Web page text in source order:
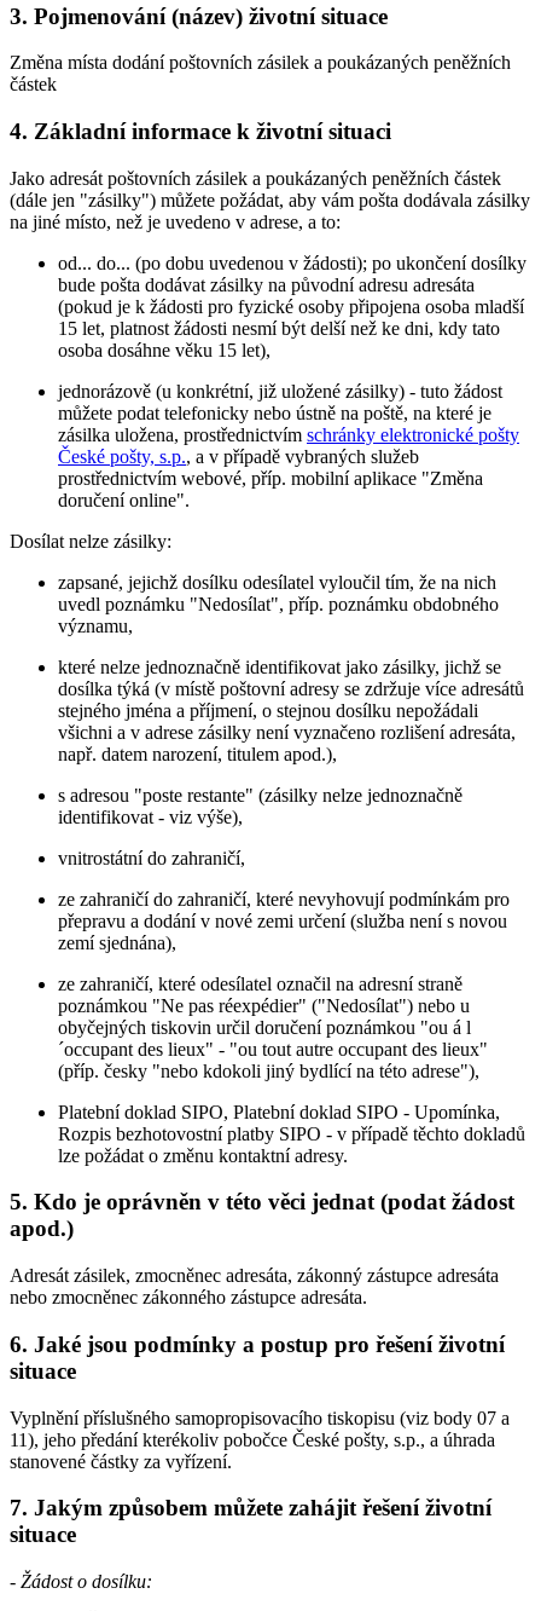
3. Pojmenování (název) životní situace
Změna místa dodání poštovních zásilek a poukázaných peněžních
částek
4. Základní informace k životní situaci
Jako adresát poštovních zásilek a poukázaných peněžních částek
(dále jen "zásilky") můžete požádat, aby vám pošta dodávala zásilky
na jiné místo, než je uvedeno v adrese, a to:
od... do... (po dobu uvedenou v žádosti); po ukončení dosílky
bude pošta dodávat zásilky na původní adresu adresáta
(pokud je k žádosti pro fyzické osoby připojena osoba mladší
15 let, platnost žádosti nesmí být delší než ke dni, kdy tato
osoba dosáhne věku 15 let),
jednorázově (u konkrétní, již uložené zásilky) - tuto žádost
můžete podat telefonicky nebo ústně na poště, na které je
zásilka uložena, prostřednictvím schránky elektronické pošty
České pošty, s.p., a v případě vybraných služeb
prostřednictvím webové, příp. mobilní aplikace "Změna
doručení online".
Dosílat nelze zásilky:
zapsané, jejichž dosílku odesílatel vyloučil tím, že na nich
uvedl poznámku "Nedosílat", příp. poznámku obdobného
významu,
které nelze jednoznačně identifikovat jako zásilky, jichž se
dosílka týká (v místě poštovní adresy se zdržuje více adresátů
stejného jména a příjmení, o stejnou dosílku nepožádali
všichni a v adrese zásilky není vyznačeno rozlišení adresáta,
např. datem narození, titulem apod.),
s adresou "poste restante" (zásilky nelze jednoznačně
identifikovat - viz výše),
vnitrostátní do zahraničí,
ze zahraničí do zahraničí, které nevyhovují podmínkám pro
přepravu a dodání v nové zemi určení (služba není s novou
zemí sjednána),
ze zahraničí, které odesílatel označil na adresní straně
poznámkou "Ne pas réexpédier" ("Nedosílat") nebo u
obyčejných tiskovin určil doručení poznámkou "ou á l
´occupant des lieux" - "ou tout autre occupant des lieux"
(příp. česky "nebo kdokoli jiný bydlící na této adrese"),
Platební doklad SIPO, Platební doklad SIPO - Upomínka,
Rozpis bezhotovostní platby SIPO - v případě těchto dokladů
lze požádat o změnu kontaktní adresy.
5. Kdo je oprávněn v této věci jednat (podat žádost
apod.)
Adresát zásilek, zmocněnec adresáta, zákonný zástupce adresáta
nebo zmocněnec zákonného zástupce adresáta.
6. Jaké jsou podmínky a postup pro řešení životní
situace
Vyplnění příslušného samopropisovacího tiskopisu (viz body 07 a
11), jeho předání kterékoliv pobočce České pošty, s.p., a úhrada
stanovené částky za vyřízení.
7. Jakým způsobem můžete zahájit řešení životní
situace
- Žádost o dosílku: